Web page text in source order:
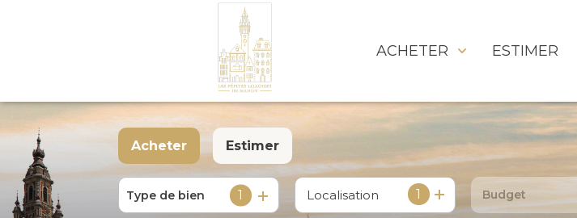
ACHETER
MAISONS
APPARTEMENTS
ESTIMER
Acheter
De l'ancien
Estimer
Type de bien 1 1
Localisation Budget